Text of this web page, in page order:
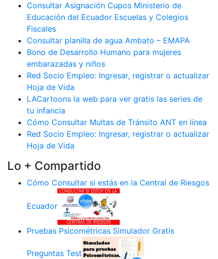
Consultar Asignación Cupos Ministerio de
Educación del Ecuador Escuelas y Colegios
Fiscales
Consultar planilla de agua Ambato – EMAPA
Bono de Desarrollo Humano para mujeres
embarazadas y niños
Red Socio Empleo: Ingresar, registrar o actualizar
Hoja de Vida
LACartoons la web para ver gratis las series de
tu infancia
Cómo Consultar Multas de Tránsito ANT en línea
Red Socio Empleo: Ingresar, registrar o actualizar
Hoja de Vida
Lo + Compartido
Cómo Consultar si estás en la Central de Riesgos
Ecuador
Pruebas Psicométricas Simulador Gratis
Preguntas Test